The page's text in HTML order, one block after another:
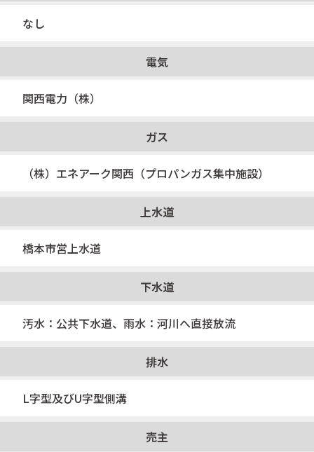
なし
電気
関西電力（株）
ガス
（株）エネアーク関西（プロパンガス集中施設）
上水道
橋本市営上水道
下水道
汚水：公共下水道、雨水：河川へ直接放流
排水
L字型及びU字型側溝
売主